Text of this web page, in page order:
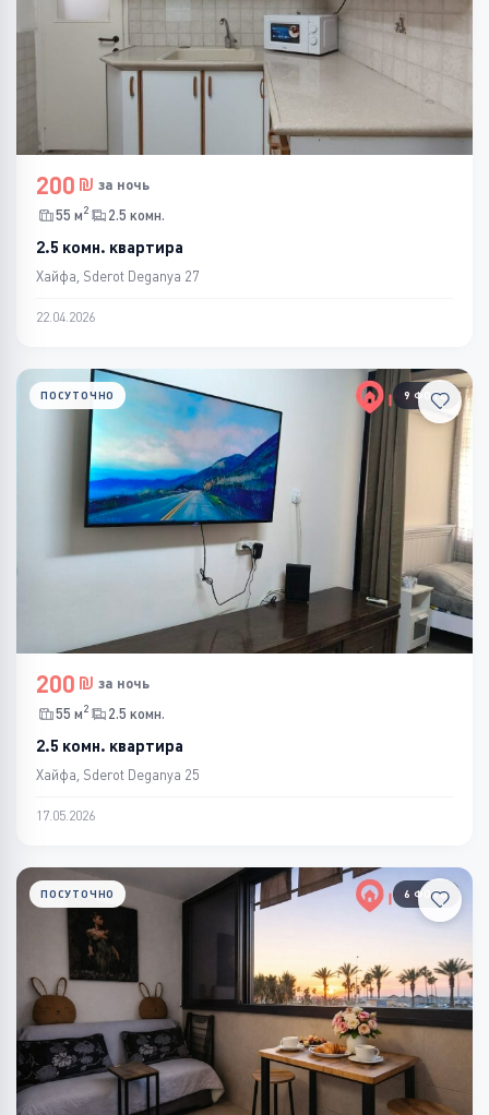
200
за ночь
55 м2 2.5 комн.
2.5 комн. квартира
Хайфа, Sderot Deganya 27
22.04.2026
9 ФОТО
ПОСУТОЧНО
200
за ночь
55 м2 2.5 комн.
2.5 комн. квартира
Хайфа, Sderot Deganya 25
17.05.2026
6 ФОТО
ПОСУТОЧНО